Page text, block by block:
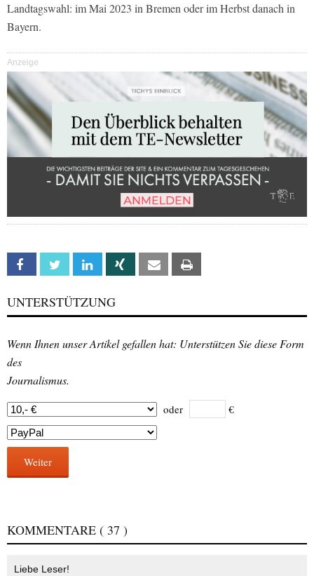
Landtagswahl: im Mai 2023 in Bremen oder im Herbst danach in
Bayern.
Anzeige
Facebook Twitter Linkedin Xing Email
UNTERSTÜTZUNG
Wenn Ihnen unser Artikel gefallen hat: Unterstützen Sie diese Form
des
Journalismus.
oder €
Weiter
KOMMENTARE ( 37 )
Liebe Leser!